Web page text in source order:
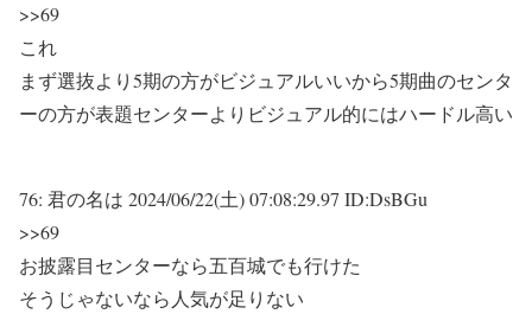
>>69
これ
まず選抜より5期の方がビジュアルいいから5期曲のセンタ
ーの方が表題センターよりビジュアル的にはハードル高い
76: 君の名は 2024/06/22(土) 07:08:29.97 ID:DsBGu
>>69
お披露目センターなら五百城でも行けた
そうじゃないなら人気が足りない